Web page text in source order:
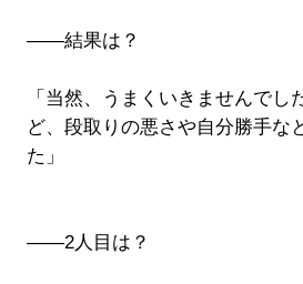
――結果は？
「当然、うまくいきませんでし
ど、段取りの悪さや自分勝手な
た」
――2人目は？